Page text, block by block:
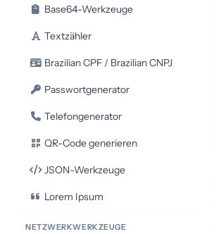
Base64-Werkzeuge
Textzähler
Brazilian CPF / Brazilian CNPJ
Passwortgenerator
Telefongenerator
QR-Code generieren
JSON-Werkzeuge
Lorem Ipsum
NETZWERKWERKZEUGE